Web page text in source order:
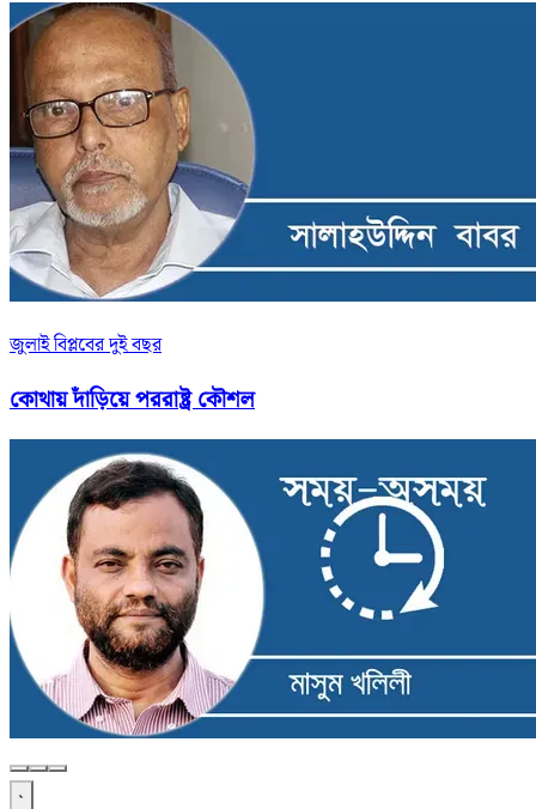
জুলাই বিপ্লবের দুই বছর
কোথায় দাঁড়িয়ে পররাষ্ট্র কৌশল